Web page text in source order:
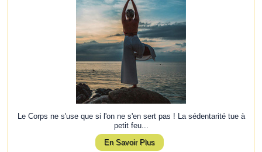
Le Corps ne s'use que si l'on ne s'en sert pas ! La sédentarité tue à
petit feu...
En Savoir Plus